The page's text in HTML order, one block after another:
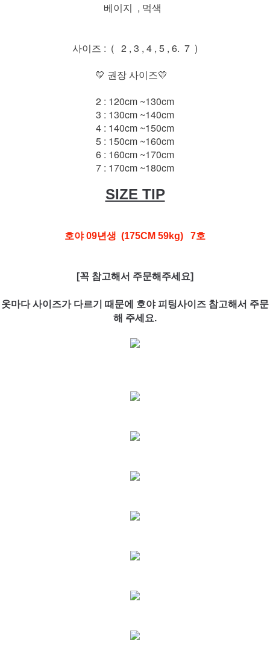
베이지 , 먹색
사이즈 : ( 2 , 3 , 4 , 5 , 6. 7 )
💛 권장 사이즈💛
2 : 120cm ~130cm
3 : 130cm ~140cm
4 : 140cm ~150cm
5 : 150cm ~160cm
6 : 160cm ~170cm
7 : 170cm ~180cm
SIZE TIP
호야 09년생 (175CM 59kg) 7호
[꼭 참고해서 주문해주세요]
옷마다 사이즈가 다르기 때문에 호야 피팅사이즈 참고해서 주문
해 주세요.